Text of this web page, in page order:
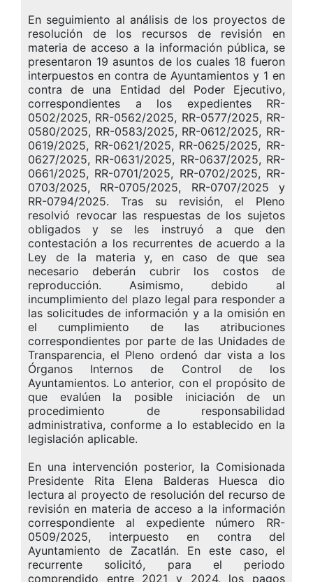
En seguimiento al análisis de los proyectos de
resolución de los recursos de revisión en
materia de acceso a la información pública, se
presentaron 19 asuntos de los cuales 18 fueron
interpuestos en contra de Ayuntamientos y 1 en
contra de una Entidad del Poder Ejecutivo,
correspondientes a los expedientes RR-
0502/2025, RR-0562/2025, RR-0577/2025, RR-
0580/2025, RR-0583/2025, RR-0612/2025, RR-
0619/2025, RR-0621/2025, RR-0625/2025, RR-
0627/2025, RR-0631/2025, RR-0637/2025, RR-
0661/2025, RR-0701/2025, RR-0702/2025, RR-
0703/2025, RR-0705/2025, RR-0707/2025 y
RR-0794/2025. Tras su revisión, el Pleno
resolvió revocar las respuestas de los sujetos
obligados y se les instruyó a que den
contestación a los recurrentes de acuerdo a la
Ley de la materia y, en caso de que sea
necesario deberán cubrir los costos de
reproducción. Asimismo, debido al
incumplimiento del plazo legal para responder a
las solicitudes de información y a la omisión en
el cumplimiento de las atribuciones
correspondientes por parte de las Unidades de
Transparencia, el Pleno ordenó dar vista a los
Órganos Internos de Control de los
Ayuntamientos. Lo anterior, con el propósito de
que evalúen la posible iniciación de un
procedimiento de responsabilidad
administrativa, conforme a lo establecido en la
legislación aplicable.
En una intervención posterior, la Comisionada
Presidente Rita Elena Balderas Huesca dio
lectura al proyecto de resolución del recurso de
revisión en materia de acceso a la información
correspondiente al expediente número RR-
0509/2025, interpuesto en contra del
Ayuntamiento de Zacatlán. En este caso, el
recurrente solicitó, para el periodo
comprendido entre 2021 y 2024, los pagos